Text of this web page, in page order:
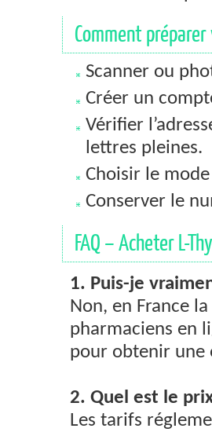
Comment
Scanner ou
Créer un
Vérifier
lettres pleines.
Choisir le
Conserver le
FAQ – Acheter L-
1. Puis-je
Non, en France
pharmaciens en
pour obtenir une
2. Quel est le
Les tarifs